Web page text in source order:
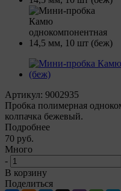
Артикул: 9002935
Пробка полимерная
колпачка бежевый.
Подробнее
70 руб.
Много
-
В корзину
Поделиться